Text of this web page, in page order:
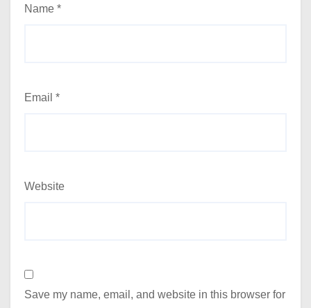
Name *
Email *
Website
Save my name, email, and website in this browser for